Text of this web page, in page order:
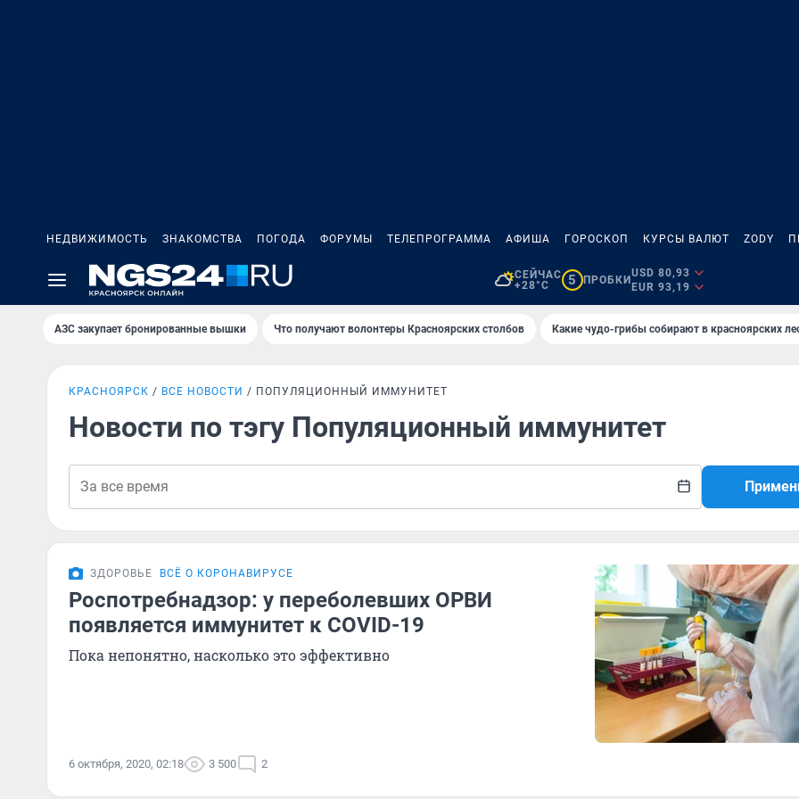
НЕДВИЖИМОСТЬ ЗНАКОМСТВА ПОГОДА ФОРУМЫ ТЕЛЕПРОГРАММА АФИША ГОРОСКОП КУРСЫ ВАЛЮТ ZODY
СЕЙЧАС
+28°C
5 ПРОБКИ
USD 80,93
EUR 93,19
AЗС закупает бронированные вышки Что получают волонтеры Красноярских столбов Какие чудо-грибы собирают в красноярских
КРАСНОЯРСК ВСЕ НОВОСТИ ПОПУЛЯЦИОННЫЙ ИММУНИТЕТ
Новости по тэгу Популяционный иммунитет
ЗДОРОВЬЕ ВСЁ О КОРОНАВИРУСЕ
Роспотребнадзор: у переболевших ОРВИ
появляется иммунитет к COVID-19
Пока непонятно, насколько это эффективно
6 октября, 2020, 02:18 3 500 2